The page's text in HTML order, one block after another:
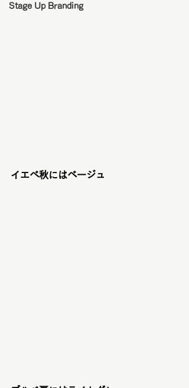
Stage Up Branding
イエベ秋にはベージュ